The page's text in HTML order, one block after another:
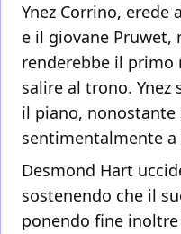
Ynez Corrino, erede
e il giovane
renderebbe il primo
salire al trono. Ynez
il piano, nonostante
sentimentalmente a
Desmond Hart
sostenendo che il
ponendo fine